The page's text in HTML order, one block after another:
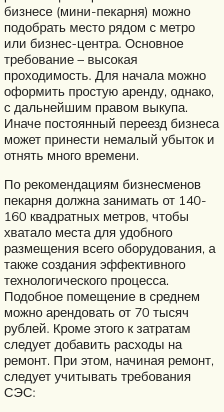
бизнесе (мини-пекарня) можно
подобрать место рядом с метро
или бизнес-центра. Основное
требование – высокая
проходимость. Для начала можно
оформить простую аренду, однако,
с дальнейшим правом выкупа.
Иначе постоянный переезд бизнеса
может принести немалый убыток и
отнять много времени.
По рекомендациям бизнесменов
пекарня должна занимать от 140-
160 квадратных метров, чтобы
хватало места для удобного
размещения всего оборудования, а
также создания эффективного
технологического процесса.
Подобное помещение в среднем
можно арендовать от 70 тысяч
рублей. Кроме этого к затратам
следует добавить расходы на
ремонт. При этом, начиная ремонт,
следует учитывать требования
СЭС: